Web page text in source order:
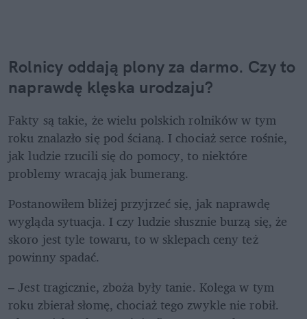
Rolnicy oddają plony za darmo. Czy to
naprawdę klęska urodzaju?
Fakty są takie, że wielu polskich rolników w tym
roku znalazło się pod ścianą. I chociaż serce rośnie,
jak ludzie rzucili się do pomocy, to niektóre
problemy wracają jak bumerang.
Postanowiłem bliżej przyjrzeć się, jak naprawdę
wygląda sytuacja. I czy ludzie słusznie burzą się, że
skoro jest tyle towaru, to w sklepach ceny też
powinny spadać.
– Jest tragicznie, zboża były tanie. Kolega w tym
roku zbierał słomę, chociaż tego zwykle nie robił.